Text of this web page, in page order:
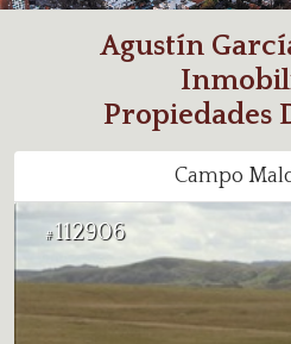
Agustín
Propiedades
Campo
#112906